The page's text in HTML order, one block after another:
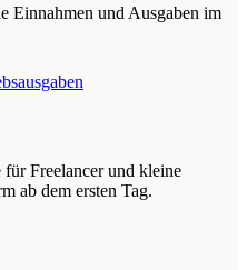
Einnahmen und Ausgaben im
Freelancer und kleine
ab dem ersten Tag.